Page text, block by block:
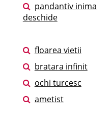
pandantiv inima
deschide
floarea vietii
bratara infinit
ochi turcesc
ametist